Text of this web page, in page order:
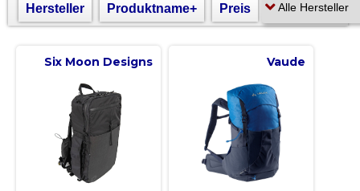
Hersteller Produktname+ Preis
Six Moon Designs Vaude